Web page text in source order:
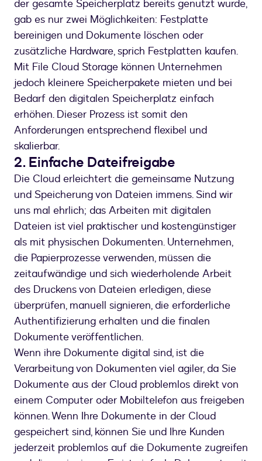
der gesamte Speicherplatz bereits genutzt wurde,
gab es nur zwei Möglichkeiten: Festplatte
bereinigen und Dokumente löschen oder
zusätzliche Hardware, sprich Festplatten kaufen.
Mit File Cloud Storage können Unternehmen
jedoch kleinere Speicherpakete mieten und bei
Bedarf den digitalen Speicherplatz einfach
erhöhen. Dieser Prozess ist somit den
Anforderungen entsprechend flexibel und
skalierbar.
2. Einfache Dateifreigabe
Die Cloud erleichtert die gemeinsame Nutzung
und Speicherung von Dateien immens. Sind wir
uns mal ehrlich; das Arbeiten mit digitalen
Dateien ist viel praktischer und kostengünstiger
als mit physischen Dokumenten. Unternehmen,
die Papierprozesse verwenden, müssen die
zeitaufwändige und sich wiederholende Arbeit
des Druckens von Dateien erledigen, diese
überprüfen, manuell signieren, die erforderliche
Authentifizierung erhalten und die finalen
Dokumente veröffentlichen.
Wenn ihre Dokumente digital sind, ist die
Verarbeitung von Dokumenten viel agiler, da Sie
Dokumente aus der Cloud problemlos direkt von
einem Computer oder Mobiltelefon aus freigeben
können. Wenn Ihre Dokumente in der Cloud
gespeichert sind, können Sie und Ihre Kunden
jederzeit problemlos auf die Dokumente zugreifen